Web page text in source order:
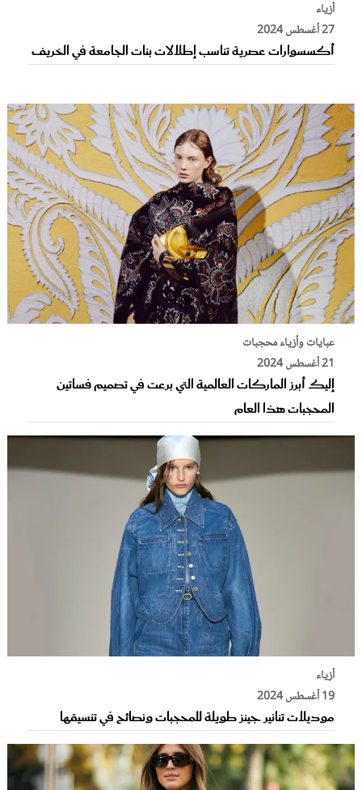
أزياء
27 أغسطس 2024
أكسسوارات عصرية تناسب إطلالات بنات الجامعة في الخريف
عبايات وأزياء محجبات
21 أغسطس 2024
إليك أبرز الماركات العالمية التي برعت في تصميم فساتين
المحجبات هذا العام
أزياء
19 أغسطس 2024
موديلات تنانير جينز طويلة للمحجبات ونصائح في تنسيقها